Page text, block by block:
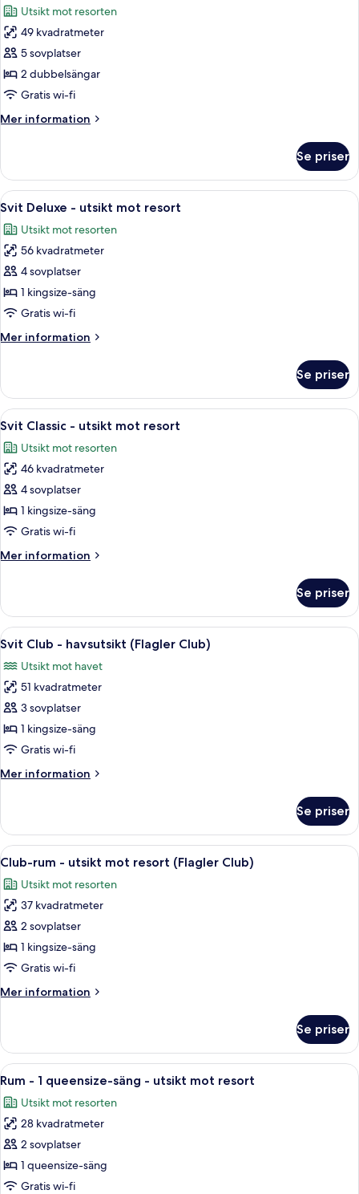
-
utsikt
resort
foton
för
Juniorsvit
-
2
-
resort
Utsikt mot resorten
49 kvadratmeter
5 sovplatser
2 dubbelsängar
Gratis wi-fi
Mer information
Mer
-
dubbelsängar
utsikt
mot
Se priser
Öppna
alla
foton
för
Svit
Deluxe
-
mot
Ett hotellrum med en stor säng, ett
2
Svit Deluxe - utsikt mot resort
Utsikt mot resorten
56 kvadratmeter
4 sovplatser
1 kingsize-säng
Gratis wi-fi
Mer information
Mer
Deluxe
utsikt
resort
Se priser
Öppna
alla
foton
för
Svit
Classic
-
mot
Ett modernt vardagsrum med ett
2
Svit Classic - utsikt mot resort
Utsikt mot resorten
46 kvadratmeter
4 sovplatser
1 kingsize-säng
Gratis wi-fi
Mer information
Mer
Classic
utsikt
resort
Se priser
Öppna
alla
foton
för
Svit
Club
-
(Flagler
Ett hotellrum med en stor säng, ett
4
Svit Club - havsutsikt (Flagler Club)
Utsikt mot havet
51 kvadratmeter
3 sovplatser
1 kingsize-säng
Gratis wi-fi
Mer information
Mer
Club
havsutsikt
Club)
Se priser
Öppna
alla
foton
för
Club-
rum
-
mot
Club)
Ett modernt hotellrum med en stor
3
Club-rum - utsikt mot resort (Flagler Club)
Utsikt mot resorten
37 kvadratmeter
2 sovplatser
1 kingsize-säng
Gratis wi-fi
Mer information
Mer
rum
utsikt
resort
(Flagler
Se priser
Öppna
alla
foton
för
Rum
-
1
Ett hotellrum med en stor säng, ett
1
Rum - 1 queensize-säng - utsikt mot resort
Utsikt mot resorten
28 kvadratmeter
2 sovplatser
1 queensize-säng
Gratis wi-fi